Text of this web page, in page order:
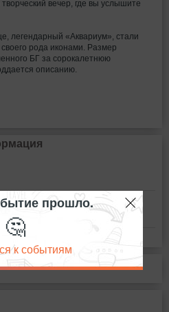
вечер, где вы услышите
легендарный «Аквариум», стали
рода иконами. Размер
БГ за сорокалетнюю
описанию.
прошло.
🤔
к событиям